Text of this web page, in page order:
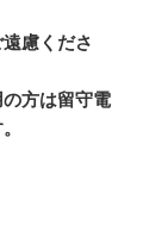
慮くださ
方は留守電